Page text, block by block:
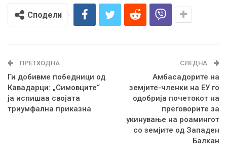
Сподели
ПРЕТХОДНА
Ги добивме победници од
Кавадарци: „Симовците“
ја испишаа својата
триумфална приказна
СЛЕДНА
Амбасадорите на
земјите-членки на ЕУ го
одобрија почетокот на
преговорите за
укинување на роамингот
со земјите од Западен
Балкан